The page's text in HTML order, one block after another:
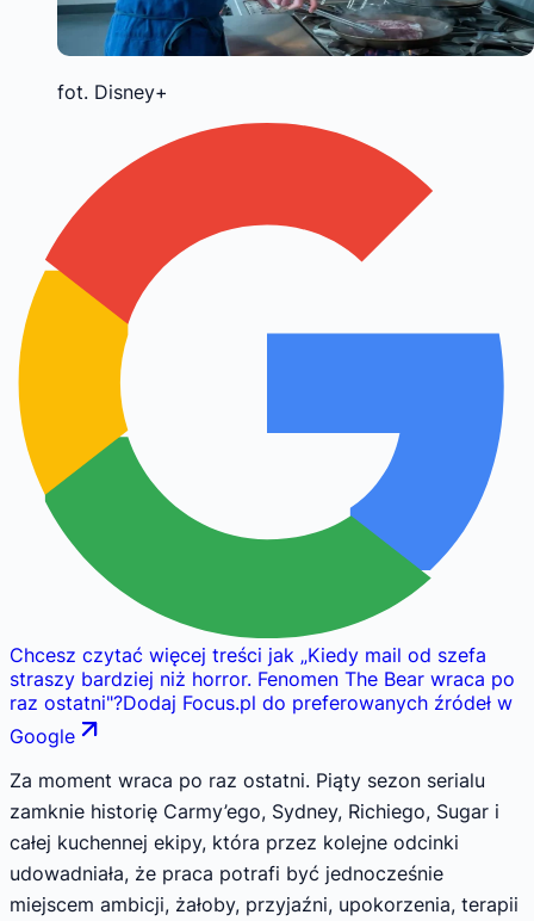
fot. Disney+
Chcesz czytać więcej treści jak „Kiedy mail od szefa
straszy bardziej niż horror. Fenomen The Bear wraca po
raz ostatni"?Dodaj Focus.pl do preferowanych źródeł w
Google
Za moment wraca po raz ostatni. Piąty sezon serialu
zamknie historię Carmy’ego, Sydney, Richiego, Sugar i
całej kuchennej ekipy, która przez kolejne odcinki
udowadniała, że praca potrafi być jednocześnie
miejscem ambicji, żałoby, przyjaźni, upokorzenia, terapii